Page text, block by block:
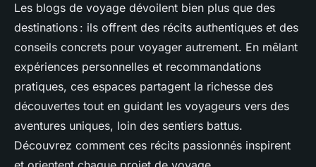
Les blogs de voyage dévoilent bien plus que des
destinations : ils offrent des récits authentiques et des
conseils concrets pour voyager autrement. En mêlant
expériences personnelles et recommandations
pratiques, ces espaces partagent la richesse des
découvertes tout en guidant les voyageurs vers des
aventures uniques, loin des sentiers battus.
Découvrez comment ces récits passionnés inspirent